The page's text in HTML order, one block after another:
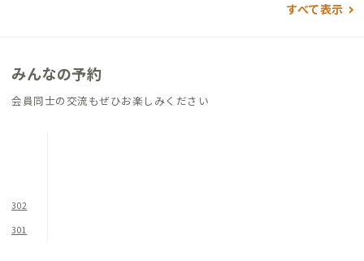
すべて表示
みんなの予約
会員同士の交流もぜひお楽しみください
302
301